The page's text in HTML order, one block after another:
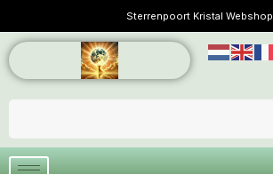
Sterrenpoort Kristal Webshop